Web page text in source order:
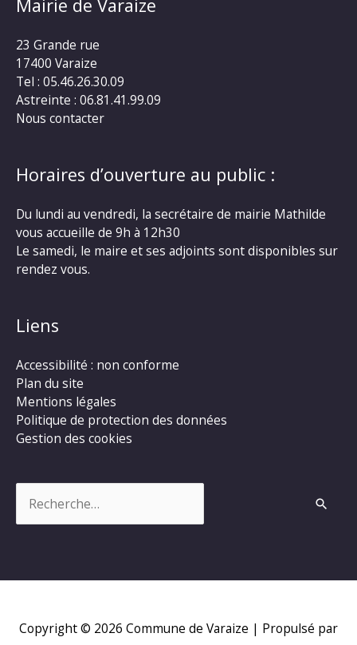
Mairie de Varaize
23 Grande rue
17400 Varaize
Tel : 05.46.26.30.09
Astreinte : 06.81.41.99.09
Nous contacter
Horaires d’ouverture au public :
Du lundi au vendredi, la secrétaire de mairie Mathilde
vous accueille de 9h à 12h30
Le samedi, le maire et ses adjoints sont disponibles sur
rendez vous.
Liens
Accessibilité : non conforme
Plan du site
Mentions légales
Politique de protection des données
Gestion des cookies
Copyright © 2026 Commune de Varaize | Propulsé par